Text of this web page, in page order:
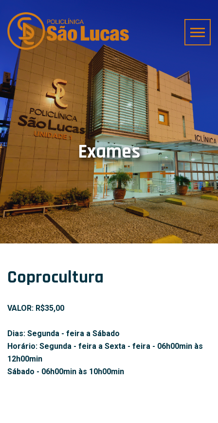
Exames
Coprocultura
VALOR: R$35,00
Dias: Segunda - feira a Sábado
Horário: Segunda - feira a Sexta - feira - 06h00min às
12h00min
Sábado - 06h00min às 10h00min